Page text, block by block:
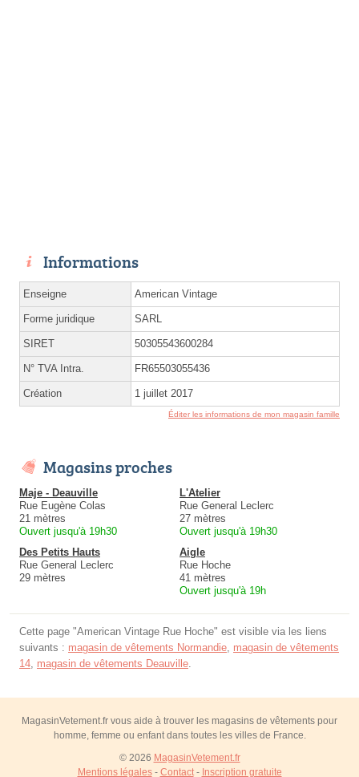
Informations
Enseigne American Vintage
Forme juridique SARL
SIRET 50305543600284
N° TVA Intra. FR65503055436
Création 1 juillet 2017
Éditer les informations de mon magasin famille
Magasins proches
Maje - Deauville
Rue Eugène Colas
21 mètres
Ouvert jusqu'à 19h30
L'Atelier
Rue General Leclerc
27 mètres
Ouvert jusqu'à 19h30
Des Petits Hauts
Rue General Leclerc
29 mètres
Aigle
Rue Hoche
41 mètres
Ouvert jusqu'à 19h
Cette page "American Vintage Rue Hoche" est visible via les liens
suivants : magasin de vêtements Normandie magasin de vêtements
14 magasin de vêtements Deauville
MagasinVetement.fr vous aide à trouver les magasins de vêtements pour
homme, femme ou enfant dans toutes les villes de France.
© 2026 MagasinVetement.fr
Mentions légales- Contact- Inscription gratuite